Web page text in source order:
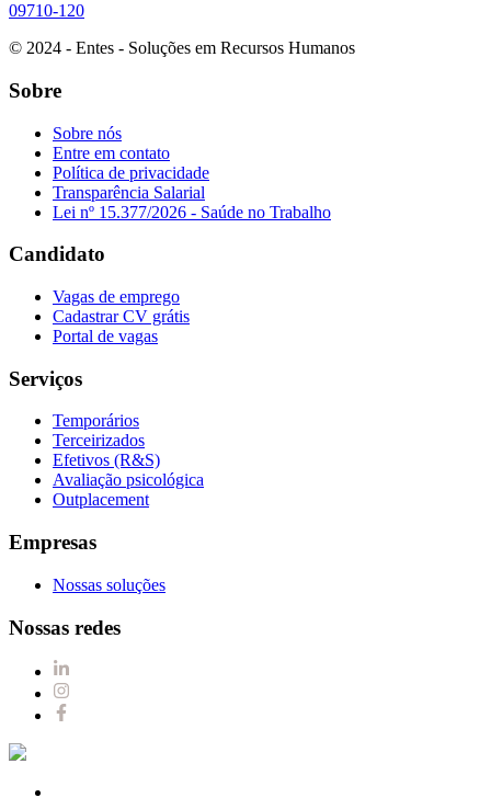
09710-120
© 2024 - Entes - Soluções em Recursos Humanos
Sobre
Sobre nós
Entre em contato
Política de privacidade
Transparência Salarial
Lei nº 15.377/2026 - Saúde no Trabalho
Candidato
Vagas de emprego
Cadastrar CV grátis
Portal de vagas
Serviços
Temporários
Terceirizados
Efetivos (R&S)
Avaliação psicológica
Outplacement
Empresas
Nossas soluções
Nossas redes